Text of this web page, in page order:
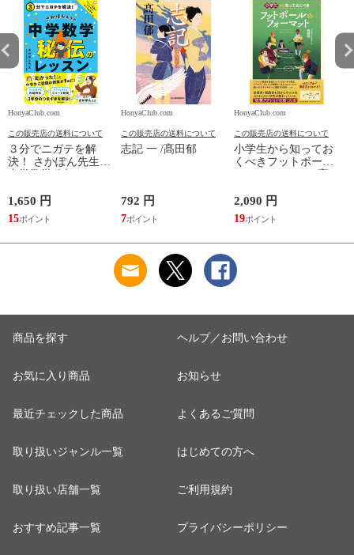
HonyaClub.com
この販売店の送料について
３分でニガテを解
決！ さかぽん先生の
1,650 円
15
HonyaClub.com
この販売店の送料について
志記 一 /髙田郁
792 円
7
HonyaClub.com
この販売店の送料について
小学生から知ってお
くべきフットボール
2,090 円
19
商品を探す
お気に入り商品
最近チェックした商品
取り扱いジャンル一覧
取り扱い店舗一覧
おすすめ記事一覧
ヘルプ／お問い合わせ
お知らせ
よくあるご質問
はじめての方へ
ご利用規約
プライバシーポリシー